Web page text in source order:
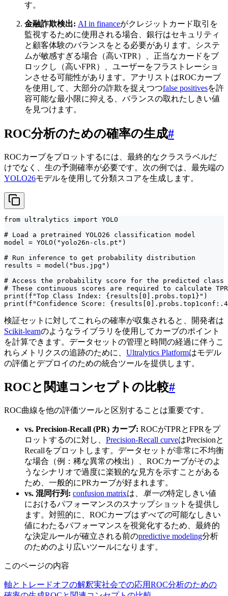
す。
金融詐欺検出: AI in financeがクレジットカード取引を
監視するために使用される場合、銀行はセキュリティ
と顧客体験のバランスをとる必要があります。システ
ムが敏感すぎる場合（高いTPR）、正当なカードをブ
ロックし（高いFPR）、ユーザーをフラストレーショ
ンさせる可能性があります。アナリストはROCカーブ
を使用して、大部分の詐欺を捉えつつfalse positivesを許
容可能な最小限に抑える、バランスの取れたしきい値
を見つけます。
ROC分析のための確率の生成#
ROCカーブをプロットするには、最終的なクラスラベルだ
けでなく、生の予測確率が必要です。次の例では、最先端の
YOLO26モデルを使用して分類スコアを生成します。
from ultralytics import YOLO
# Load a pretrained YOLO26 classification model
model = YOLO("yolo26n-cls.pt")
# Run inference to get probability distribution
results = model("bus.jpg")
# Access the probability score for the predicted class
# These continuous scores are required to calculate
print(f"Top Class Index: {results[0].probs.top1}")
print(f"Confidence Score:
検証セットに対してこれらの確率が収集されると、開発者は
Scikit-learnのようなライブラリを使用してカーブのポイント
を計算できます。データセットの管理と時間の経過に伴うこ
れらメトリクスの追跡のために、 Ultralytics Platformはモデル
の評価とデプロイのための統合ツールを提供します。
ROCと関連コンセプトの比較#
ROC曲線を他の評価ツールと区別することは重要です。
vs. Precision-Recall (PR) カーブ: ROCがTPRとFPRをプ
ロットするのに対し、 Precision-Recall curveはPrecisionと
Recallをプロットします。データセットが非常に不均衡
な場合（例：稀な異常の検出）、ROCカーブがそのよ
うなシナリオで過度に楽観的な見方を示すことがある
ため、一般的にPRカーブが好まれます。
vs. 混同行列: confusion matrixは、 単一の特定しきい値
におけるパフォーマンスのスナップショットを提供し
ます。対照的に、ROCカーブはすべての可能なしきい
値にわたるパフォーマンスを視覚化するため、最終的
な決定ルールが確立される前のpredictive modeling分析
のためのより広いツールになります。
このページの内容
軸とトレードオフの解釈実社会での応用ROC分析のための